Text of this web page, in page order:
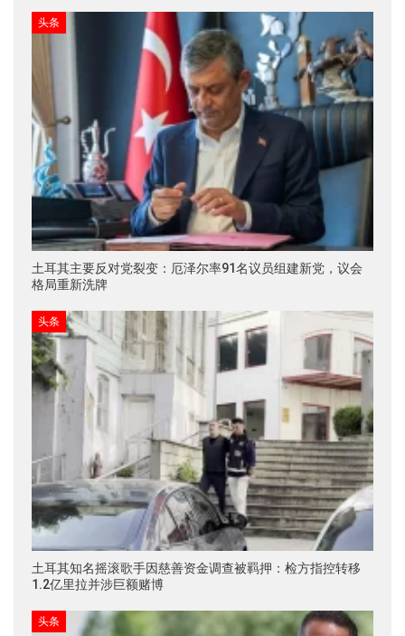
头条
土耳其主要反对党裂变：厄泽尔率91名议员组建新党，议会
格局重新洗牌
头条
土耳其知名摇滚歌手因慈善资金调查被羁押：检方指控转移
1.2亿里拉并涉巨额赌博
头条